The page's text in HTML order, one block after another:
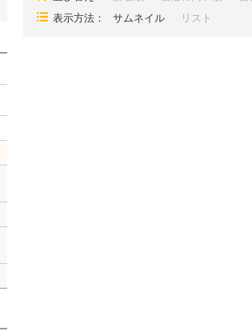
表示方法
サムネイル リスト